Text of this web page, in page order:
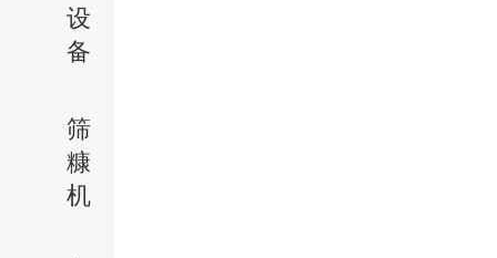
设
备
筛
糠
机